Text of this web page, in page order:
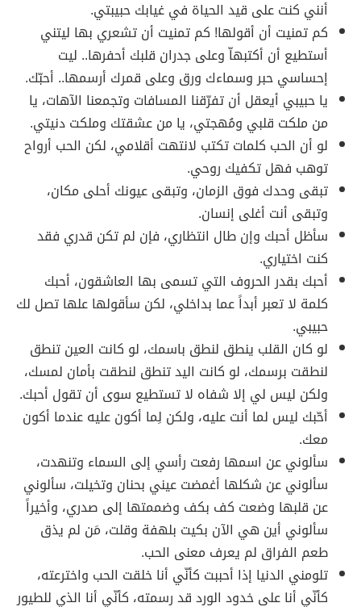
أنني كنت على قيد الحياة في غيابك حبيبتي.
كم تمنيت أن أقولها! كم تمنيت أن تشعري بها ليتني
أستطيع أن أكتبهاّ وعلى جدران قلبك أحفرها.. ليت
إحساسي حبر وسماءك ورق وعلى قمرك أرسمها.. أحبّك.
يا حبيبي أيعقل أن تفرّقنا المسافات وتجمعنا الآهات، يا
من ملكت قلبي ومُهجتي، يا من عشقتك وملكت دنيتي.
لو أن الحب كلمات تكتب لانتهت أقلامي، لكن الحب أرواح
توهب فهل تكفيك روحي.
تبقى وحدك فوق الزمان، وتبقى عيونك أحلى مكان،
وتبقى أنت أغلى إنسان.
سأظل أحبك وإن طال انتظاري، فإن لم تكن قدري فقد
كنت اختياري.
أحبك بقدر الحروف التي تسمى بها العاشقون، أحبك
كلمة لا تعبر أبداً عما بداخلي، لكن سأقولها علها تصل لك
حبيبي.
لو كان القلب ينطق لنطق باسمك، لو كانت العين تنطق
لنطقت برسمك، لو كانت اليد تنطق لنطقت بأمان لمسك،
ولكن ليس لي إلا شفاه لا تستطيع سوى أن تقول أحبك.
أحّبك ليس لما أنت عليه، ولكن لِما أكون عليه عندما أكون
معك.
سألوني عن اسمها رفعت رأسي إلى السماء وتنهدت،
سألوني عن شكلها أغمضت عيني بحنان وتخيلت، سألوني
عن قلبها وضعت كف بكف وضممتها إلى صدري، وأخيراً
سألوني أين هي الآن بكيت بلهفة وقلت، مَن لم يذق
طعم الفراق لم يعرف معنى الحب.
تلومني الدنيا إذا أحببت كأنّي أنا خلقت الحب واخترعته،
كأنّي أنا على خدود الورد قد رسمته، كأنّي أنا الذي للطيور